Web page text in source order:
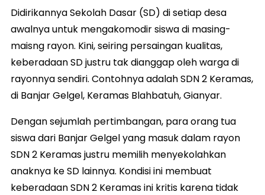
Didirikannya Sekolah Dasar (SD) di setiap desa
awalnya untuk mengakomodir siswa di masing-
maisng rayon. Kini, seiring persaingan kualitas,
keberadaan SD justru tak dianggap oleh warga di
rayonnya sendiri. Contohnya adalah SDN 2 Keramas,
di Banjar Gelgel, Keramas Blahbatuh, Gianyar.
Dengan sejumlah pertimbangan, para orang tua
siswa dari Banjar Gelgel yang masuk dalam rayon
SDN 2 Keramas justru memilih menyekolahkan
anaknya ke SD lainnya. Kondisi ini membuat
keberadaan SDN 2 Keramas ini kritis karena tidak